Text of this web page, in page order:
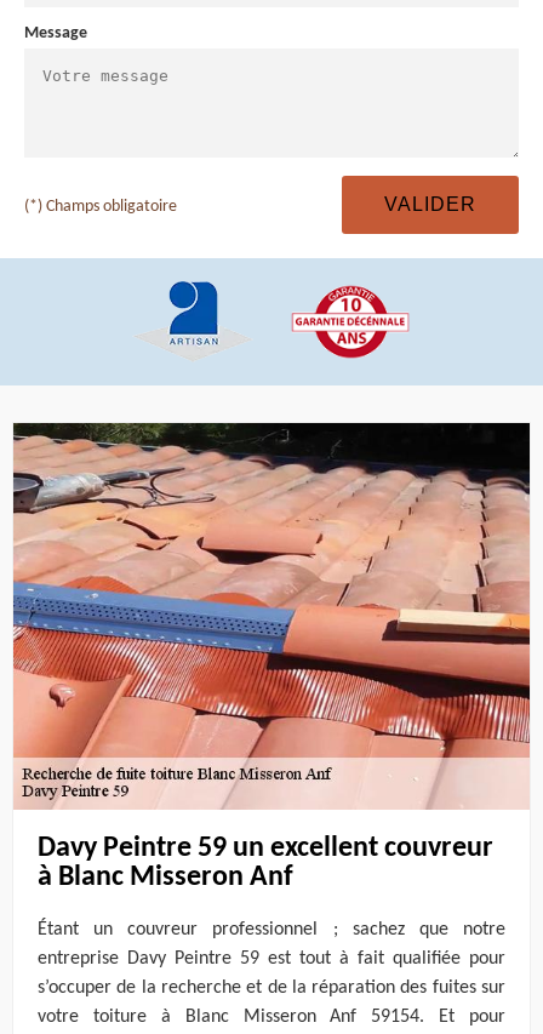
Message
(*) Champs obligatoire
Davy Peintre 59 un excellent couvreur
à Blanc Misseron Anf
Étant un couvreur professionnel ; sachez que notre
entreprise Davy Peintre 59 est tout à fait qualifiée pour
s’occuper de la recherche et de la réparation des fuites sur
votre toiture à Blanc Misseron Anf 59154. Et pour